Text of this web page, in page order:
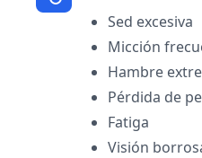
Sed excesiva
Micción
Hambre
Pérdida de
Fatiga
Visión